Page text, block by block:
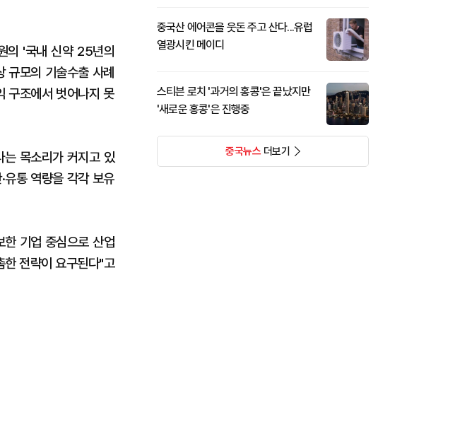
의 '국내 신약 25년의
모의 기술수출 사례
구조에서 벗어나지 못
목소리가 커지고 있
유통 역량을 각각 보유
기업 중심으로 산업
전략이 요구된다"고
중국산 에어콘을 웃돈 주고 산다...유럽
열광시킨 메이디
스티븐 로치 '과거의 홍콩'은 끝났지만
'새로운 홍콩'은 진행중
중국뉴스더보기